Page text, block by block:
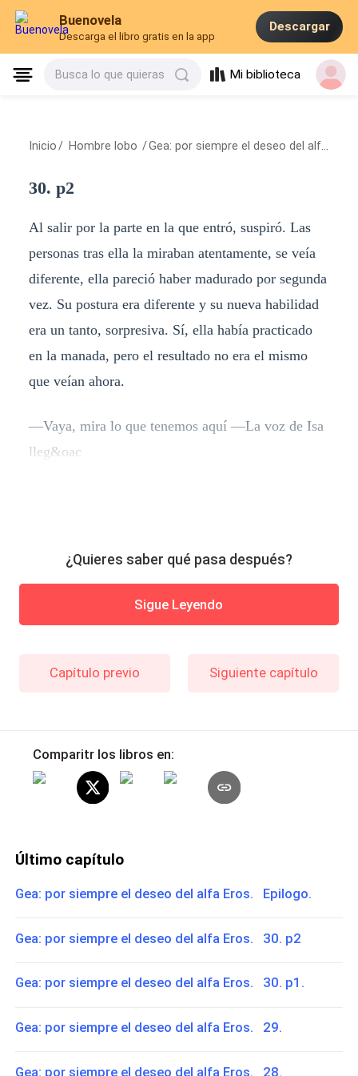
Buenovela
Descarga el libro gratis en la app
Descargar
Busca lo que quieras Mi biblioteca
Inicio / Hombre lobo /Gea: por siempre el deseo del alfa Eros.
30. p2
Al salir por la parte en la que entró, suspiró. Las
personas tras ella la miraban atentamente, se veía
diferente, ella pareció haber madurado por segunda
vez. Su postura era diferente y su nueva habilidad
era un tanto, sorpresiva. Sí, ella había practicado
en la manada, pero el resultado no era el mismo
que veían ahora.
—Vaya, mira lo que tenemos aquí —La voz de Isa
lleg&oac
¿Quieres saber qué pasa después?
Sigue Leyendo
Capítulo previo Siguiente capítulo
Comparitr los libros en:
Último capítulo
Gea: por siempre el deseo del alfa Eros. Epilogo.
Gea: por siempre el deseo del alfa Eros. 30. p2
Gea: por siempre el deseo del alfa Eros. 30. p1.
Gea: por siempre el deseo del alfa Eros. 29.
Gea: por siempre el deseo del alfa Eros. 28.